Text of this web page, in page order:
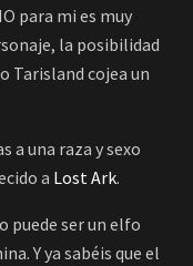
para mi es muy
la posibilidad
Tarisland cojea un
a una raza y sexo
a Lost Ark.
puede ser un elfo
Y ya sabéis que el